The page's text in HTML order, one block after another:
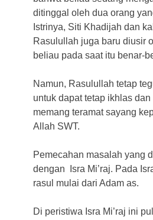
ditinggal oleh dua orang
Istrinya, Siti Khadijah dan
Rasulullah juga baru diusir
beliau pada saat itu benar-
Namun, Rasulullah tetap
untuk dapat tetap ikhlas
memang teramat sayang
Allah SWT.
Pemecahan masalah yang
dengan Isra Mi’raj. Pada
rasul mulai dari Adam as.
Di peristiwa Isra Mi’raj ini